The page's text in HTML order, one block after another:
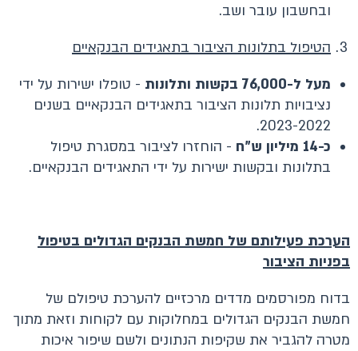
ובחשבון עובר ושב.
הטיפול בתלונות הציבור בתאגידים הבנקאיים
מעל ל-76,000 בקשות ותלונות
- טופלו ישירות על ידי
נציבויות תלונות הציבור בתאגידים הבנקאיים בשנים
2023-2022.
כ-14 מיליון ש"ח
- הוחזרו לציבור במסגרת טיפול
בתלונות ובקשות ישירות על ידי התאגידים הבנקאיים.
הערכת פעילותם של חמשת הבנקים הגדולים בטיפול
בפניות הציבור
בדוח מפורסמים מדדים מרכזיים להערכת טיפולם של
חמשת הבנקים הגדולים במחלוקות עם לקוחות וזאת מתוך
מטרה להגביר את שקיפות הנתונים ולשם שיפור איכות